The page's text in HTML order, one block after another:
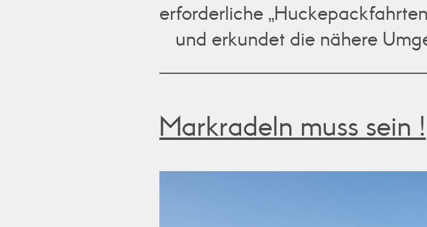
erforderliche
und erkundet die nähere
Markradeln muss sein !